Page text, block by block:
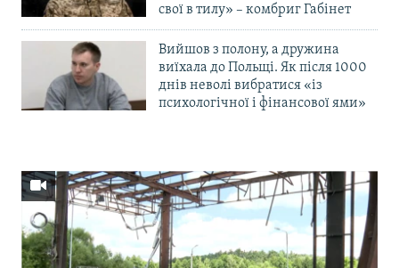
свої в тилу» – комбриг Габінет
Вийшов з полону, а дружина
виїхала до Польщі. Як після 1000
днів неволі вибратися «із
психологічної і фінансової ями»